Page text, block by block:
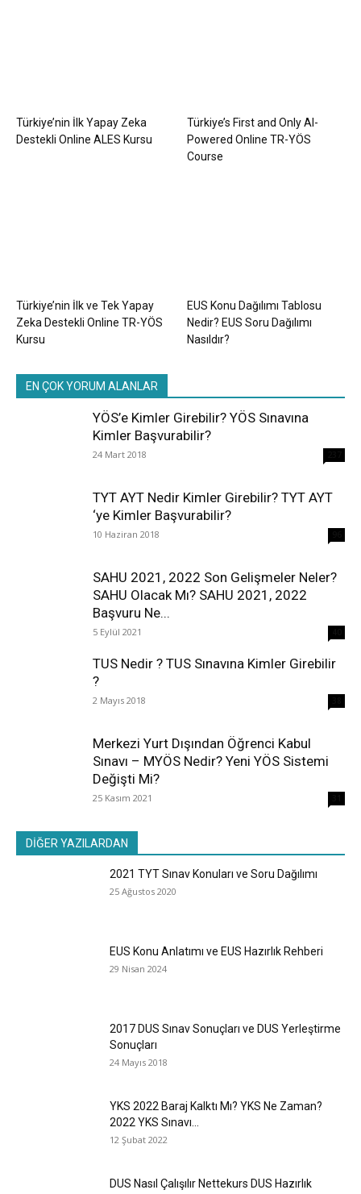
Türkiye’nin İlk Yapay Zeka
Destekli Online ALES Kursu
Türkiye’s First and Only AI-
Powered Online TR-YÖS
Course
Türkiye’nin İlk ve Tek Yapay
Zeka Destekli Online TR-YÖS
Kursu
EUS Konu Dağılımı Tablosu
Nedir? EUS Soru Dağılımı
Nasıldır?
EN ÇOK YORUM ALANLAR
YÖS’e Kimler Girebilir? YÖS Sınavına
Kimler Başvurabilir?
24 Mart 2018
TYT AYT Nedir Kimler Girebilir? TYT AYT
‘ye Kimler Başvurabilir?
10 Haziran 2018
SAHU 2021, 2022 Son Gelişmeler Neler?
SAHU Olacak Mı? SAHU 2021, 2022
Başvuru Ne...
5 Eylül 2021
TUS Nedir ? TUS Sınavına Kimler Girebilir
?
2 Mayıs 2018
Merkezi Yurt Dışından Öğrenci Kabul
Sınavı – MYÖS Nedir? Yeni YÖS Sistemi
Değişti Mi?
25 Kasım 2021
DİĞER YAZILARDAN
2021 TYT Sınav Konuları ve Soru Dağılımı
25 Ağustos 2020
EUS Konu Anlatımı ve EUS Hazırlık Rehberi
29 Nisan 2024
2017 DUS Sınav Sonuçları ve DUS Yerleştirme
Sonuçları
24 Mayıs 2018
YKS 2022 Baraj Kalktı Mı? YKS Ne Zaman?
2022 YKS Sınavı...
12 Şubat 2022
DUS Nasıl Çalışılır Nettekurs DUS Hazırlık